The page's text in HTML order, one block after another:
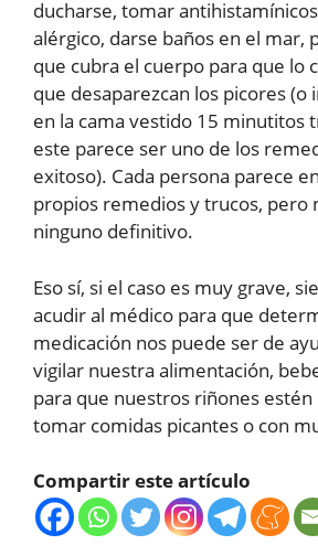
ducharse, tomar
alérgico, darse baños en el mar,
que cubra el cuerpo para que lo
que desaparezcan los picores (o
en la cama vestido 15 minutitos
este parece ser uno de los
exitoso). Cada persona parece
propios remedios y trucos, pero
ninguno definitivo.
Eso sí, si el caso es muy grave,
acudir al médico para que
medicación nos puede ser de
vigilar nuestra alimentación,
para que nuestros riñones
tomar comidas picantes o con
Compartir este artículo